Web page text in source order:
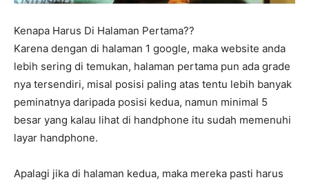
Kenapa Harus Di Halaman Pertama??
Karena dengan di halaman 1 google, maka website anda
lebih sering di temukan, halaman pertama pun ada grade
nya tersendiri, misal posisi paling atas tentu lebih banyak
peminatnya daripada posisi kedua, namun minimal 5
besar yang kalau lihat di handphone itu sudah memenuhi
layar handphone.
Apalagi jika di halaman kedua, maka mereka pasti harus